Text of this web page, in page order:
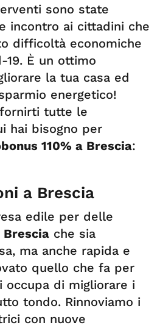
sono state
incontro ai cittadini che
difficoltà economiche
19. È un ottimo
la tua casa ed
energetico!
tutte le
hai bisogno per
110% a Brescia:
a Brescia
edile per delle
che sia
ma anche rapida e
quello che fa per
occupa di migliorare i
tondo. Rinnoviamo i
con nuove